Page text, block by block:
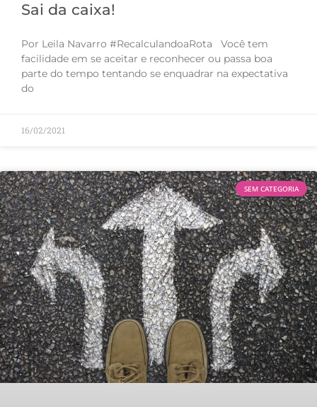
Sai da caixa!
Por Leila Navarro #RecalculandoaRota Você tem
facilidade em se aceitar e reconhecer ou passa boa
parte do tempo tentando se enquadrar na expectativa
do
16/02/2021
SEM CATEGORIA